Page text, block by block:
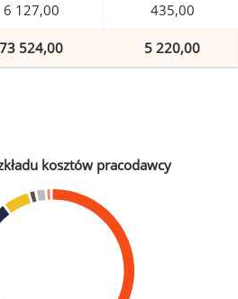
6 127,00 435,00
73 524,00 5 220,00
kosztów pracodawcy